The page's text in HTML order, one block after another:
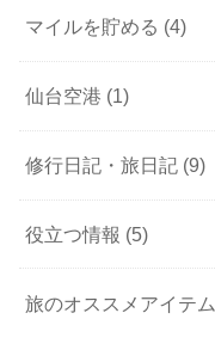
マイルを貯める (4)
仙台空港 (1)
修行日記・旅日記 (9)
役立つ情報 (5)
旅のオススメアイテム